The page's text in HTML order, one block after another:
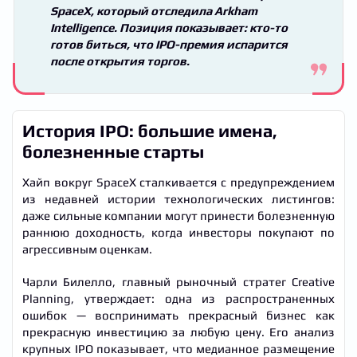
SpaceX, который отследила Arkham
Intelligence. Позиция показывает: кто-то
готов биться, что IPO-премия испарится
после открытия торгов.
История IPO: большие имена,
болезненные старты
Хайп вокруг SpaceX сталкивается с предупреждением
из недавней истории технологических листингов:
даже сильные компании могут принести болезненную
раннюю доходность, когда инвесторы покупают по
агрессивным оценкам.
Чарли Билелло, главный рыночный стратег Creative
Planning, утверждает: одна из распространенных
ошибок — воспринимать прекрасный бизнес как
прекрасную инвестицию за любую цену. Его анализ
крупных IPO показывает, что медианное размещение